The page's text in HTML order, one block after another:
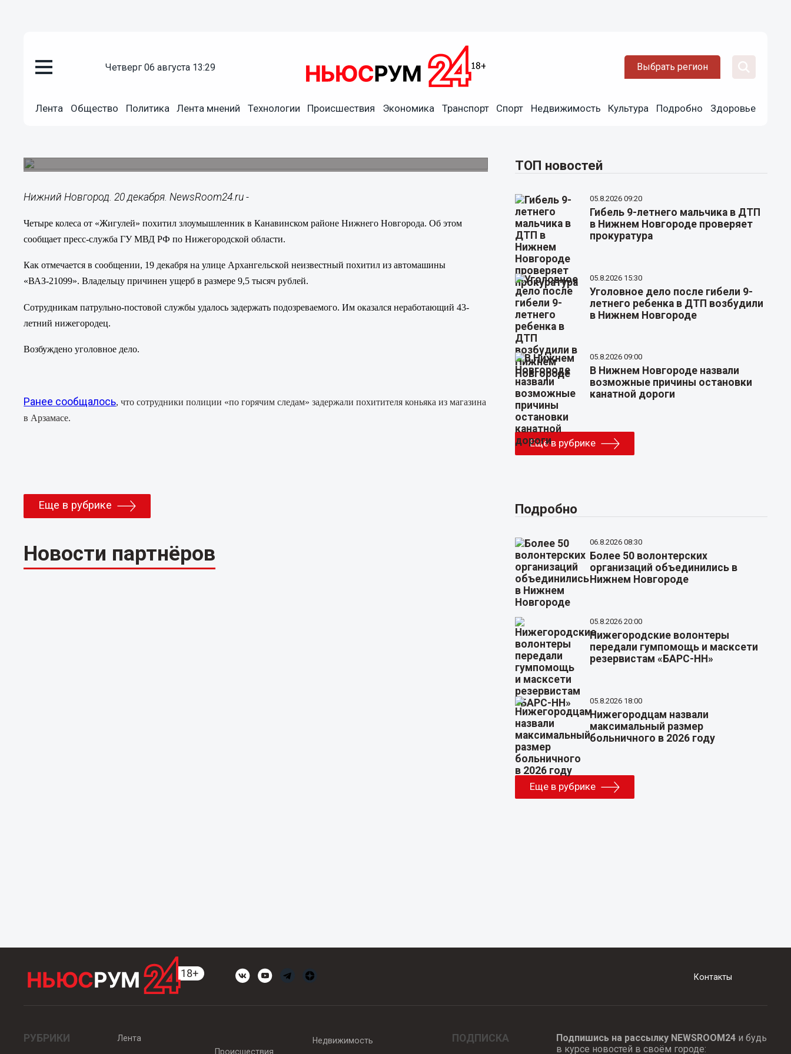
четверг 06 августа 13:29 Выбрать регион
Лента Общество Политика Лента мнений Технологии Происшествия Экономика Транспорт Спорт Недвижимость Культура Подробно Здоровье
Четыре колеса от «Жигулей» похитил злоумышленник в
Нижний Новгород. 20 декабря. NewsRoom24.ru -
Четыре колеса от «Жигулей» похитил злоумышленник в Канавинском районе Нижнего Новгорода. Об этом
сообщает пресс-служба ГУ МВД РФ по Нижегородской области.
Как отмечается в сообщении, 19 декабря на улице Архангельской неизвестный похитил из автомашины
«ВАЗ-21099». Владельцу причинен ущерб в размере 9,5 тысяч рублей.
Сотрудникам патрульно-постовой службы удалось задержать подозреваемого. Им оказался неработающий 43-
летний нижегородец.
Возбуждено уголовное дело.
Ранее сообщалось, что сотрудники полиции «по горячим следам» задержали похитителя коньяка из магазина
в Арзамасе.
Еще в рубрике
Новости партнёров
ТОП новостей
05.8.2026 09:20
Гибель 9-летнего мальчика в ДТП
в Нижнем Новгороде проверяет
прокуратура
05.8.2026 15:30
Уголовное дело после гибели 9-
летнего ребенка в ДТП возбудили
в Нижнем Новгороде
05.8.2026 09:00
В Нижнем Новгороде назвали
возможные причины остановки
канатной дороги
Еще в рубрике
Подробно
06.8.2026 08:30
Более 50 волонтерских
организаций объединились в
Нижнем Новгороде
05.8.2026 20:00
Нижегородские волонтеры
передали гумпомощь и масксети
резервистам «БАРС-НН»
05.8.2026 18:00
Нижегородцам назвали
максимальный размер
больничного в 2026 году
Еще в рубрике
Контакты
РУБРИКИ
Лента
Происшествия
Недвижимость ПОДПИСКА Подпишись на рассылку NEWSROOM24и будь
в курсе новостей в своём городе: